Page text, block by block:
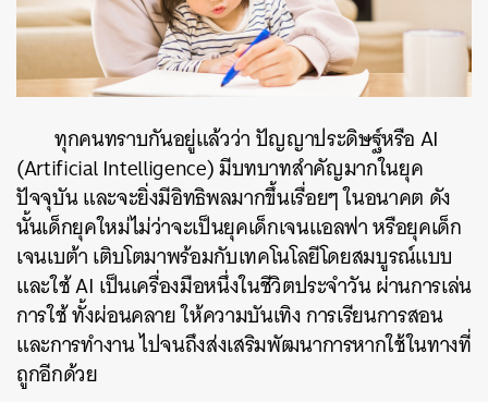
ทุกคนทราบกันอยู่แล้วว่า ปัญญาประดิษฐ์หรือ AI
(Artificial Intelligence) มีบทบาทสำคัญมากในยุค
ปัจจุบัน และจะยิ่งมีอิทธิพลมากขึ้นเรื่อยๆ ในอนาคต ดัง
นั้นเด็กยุคใหม่ไม่ว่าจะเป็นยุคเด็กเจนแอลฟา หรือยุคเด็ก
เจนเบต้า เติบโตมาพร้อมกับเทคโนโลยีโดยสมบูรณ์แบบ
และใช้ AI เป็นเครื่องมือหนึ่งในชีวิตประจำวัน ผ่านการเล่น
การใช้ ทั้งผ่อนคลาย ให้ความบันเทิง การเรียนการสอน
และการทำงาน ไปจนถึงส่งเสริมพัฒนาการหากใช้ในทางที่
ถูกอีกด้วย